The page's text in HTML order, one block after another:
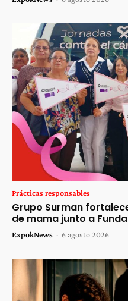
Prácticas responsables
Grupo Surman
de mama junto a
ExpokNews - 6 agosto 2026